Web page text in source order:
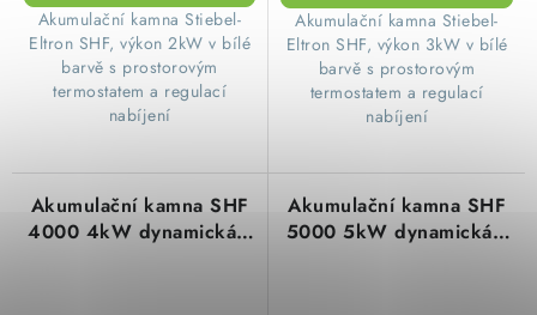
​ Akumulační kamna Stiebel-
Eltron SHF, výkon 2kW v bílé
barvě s prostorovým
termostatem a regulací
nabíjení
​Akumulační kamna Stiebel-
Eltron SHF, výkon 3kW v bílé
barvě s prostorovým
termostatem a regulací
nabíjení
Akumulační kamna SHF
4000 4kW dynamická s
Akumulační kamna SHF
5000 5kW dynamická s